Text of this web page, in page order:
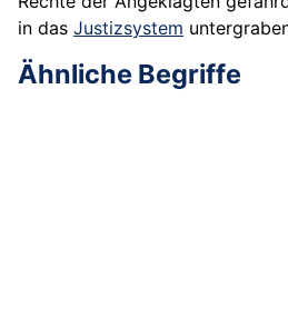
in das Justizsystem
Ähnliche Begriffe